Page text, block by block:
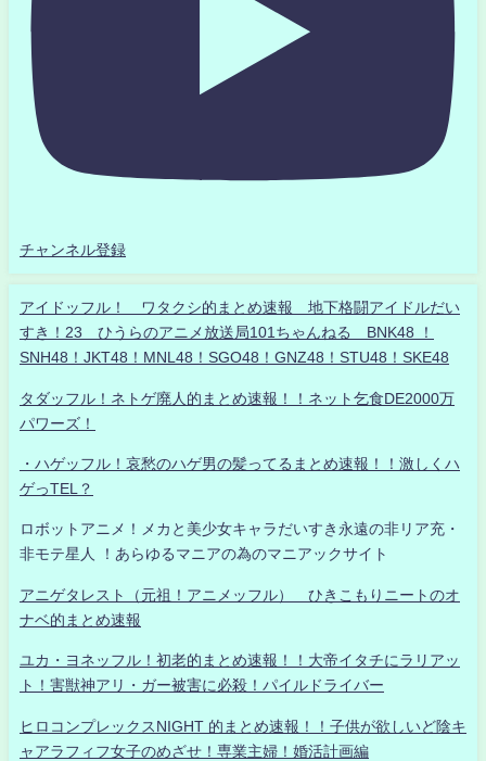
チャンネル登録
アイドッフル！ ワタクシ的まとめ速報 地下格闘アイドルだい
すき！23 ひうらのアニメ放送局101ちゃんねる BNK48 ！
SNH48！JKT48！MNL48！SGO48！GNZ48！STU48！SKE48
タダッフル！ネトゲ廃人的まとめ速報！！ネット乞食DE2000万
パワーズ！
・ハゲッフル！哀愁のハゲ男の髪ってるまとめ速報！！激しくハ
ゲっTEL？
ロボットアニメ！メカと美少女キャラだいすき永遠の非リア充・
非モテ星人 ！あらゆるマニアの為のマニアックサイト
アニゲタレスト（元祖！アニメッフル） ひきこもりニートのオ
ナベ的まとめ速報
ユカ・ヨネッフル！初老的まとめ速報！！大帝イタチにラリアッ
ト！害獣神アリ・ガー被害に必殺！パイルドライバー
ヒロコンプレックスNIGHT 的まとめ速報！！子供が欲しいど陰キ
ャアラフィフ女子のめざせ！専業主婦！婚活計画編